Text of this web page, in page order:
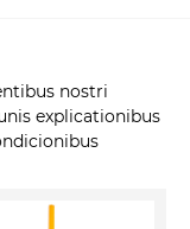
nostri
explicationibus